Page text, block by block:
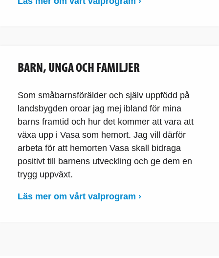
BARN, UNGA OCH FAMILJER
Som småbarnsförälder och själv uppfödd på
landsbygden oroar jag mej ibland för mina
barns framtid och hur det kommer att vara att
växa upp i Vasa som hemort. Jag vill därför
arbeta för att hemorten Vasa skall bidraga
positivt till barnens utveckling och ge dem en
trygg uppväxt.
Läs mer om vårt valprogram ›